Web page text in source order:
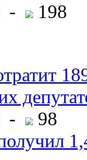
-
198
-
98